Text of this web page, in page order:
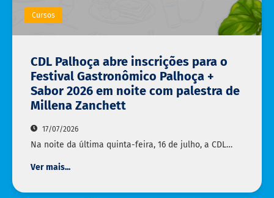
Cursos
CDL Palhoça abre inscrições para o
Festival Gastronômico Palhoça +
Sabor 2026 em noite com palestra de
Millena Zanchett
17/07/2026
Na noite da última quinta-feira, 16 de julho, a CDL…
Ver mais...